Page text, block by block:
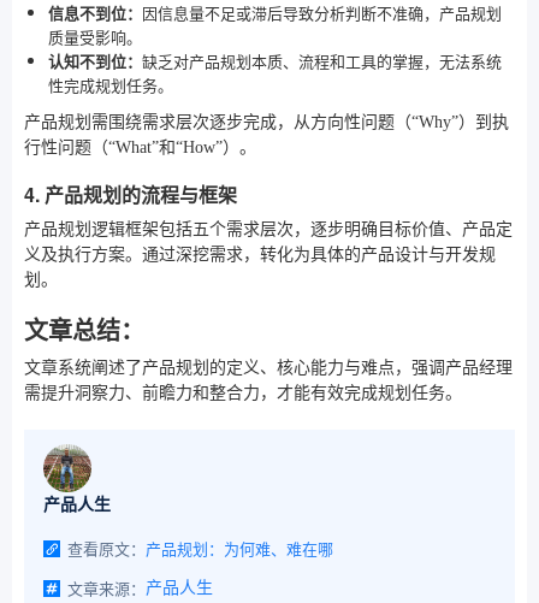
信息不到位： 因信息量不足或滞后导致分析判断不准确，产品规划
质量受影响。
认知不到位： 缺乏对产品规划本质、流程和工具的掌握，无法系统
性完成规划任务。
产品规划需围绕需求层次逐步完成，从方向性问题（“Why”）到执
行性问题（“What”和“How”）。
4. 产品规划的流程与框架
产品规划逻辑框架包括五个需求层次，逐步明确目标价值、产品定
义及执行方案。通过深挖需求，转化为具体的产品设计与开发规
划。
文章总结：
文章系统阐述了产品规划的定义、核心能力与难点，强调产品经理
需提升洞察力、前瞻力和整合力，才能有效完成规划任务。
产品人生
查看原文： 产品规划：为何难、难在哪
文章来源：
产品人生